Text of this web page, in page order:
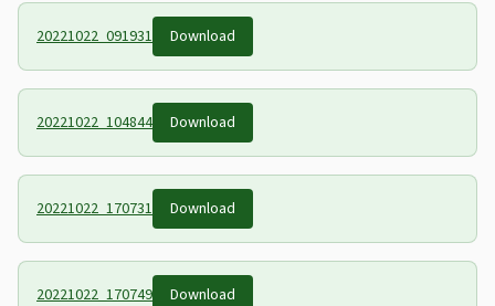
20221022_091931 Download
20221022_104844 Download
20221022_170731 Download
20221022_170749 Download